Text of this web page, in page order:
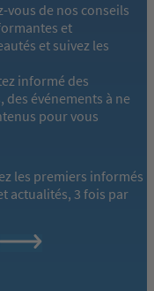
vous de nos conseils
et
et suivez les
informé des
événements à ne
pour vous
les premiers informés
actualités, 3 fois par